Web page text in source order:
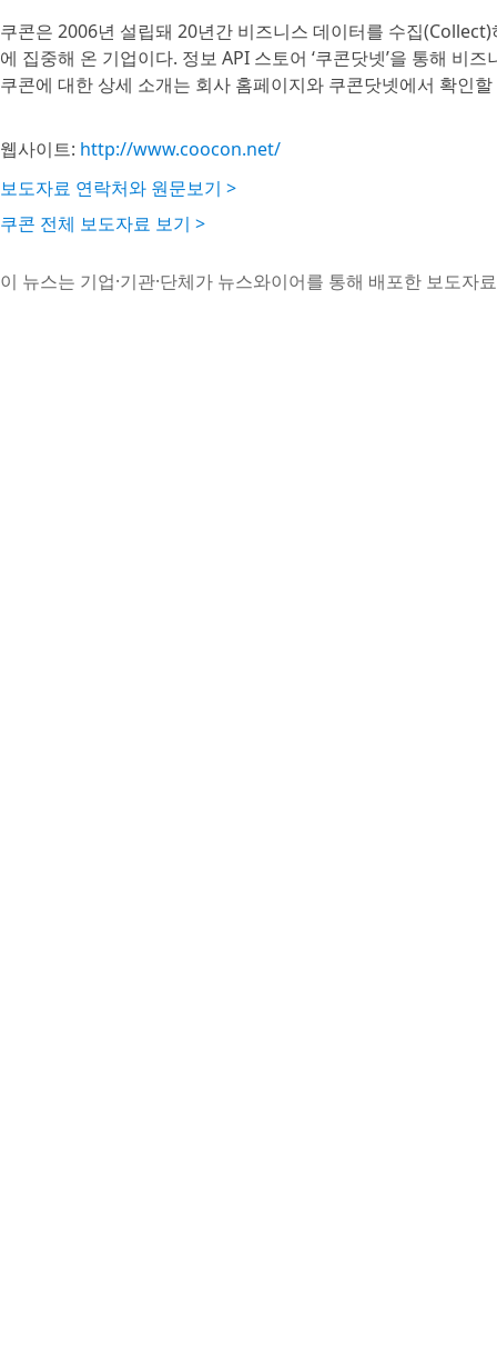
쿠콘은 2006년 설립돼 20년간 비즈니스 데이터를 수집
에 집중해 온 기업이다. 정보 API 스토어 ‘쿠콘닷넷’을 통해 비
쿠콘에 대한 상세 소개는 회사 홈페이지와 쿠콘닷넷에서 확인
웹사이트: http://www.coocon.net/
보도자료 연락처와 원문보기 >
쿠콘 전체 보도자료 보기 >
이 뉴스는 기업·기관·단체가 뉴스와이어를 통해 배포한 보도자